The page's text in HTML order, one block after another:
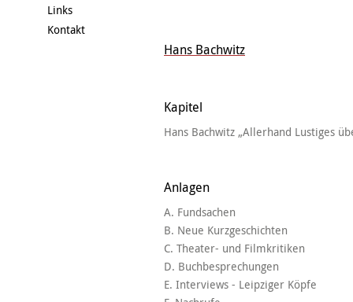
Hans Bachwitz
Kapitel
Hans Bachwitz „Allerhand Lustiges
Anlagen
A. Fundsachen
B. Neue Kurzgeschichten
C. Theater- und Filmkritiken
D. Buchbesprechungen
E. Interviews - Leipziger Köpfe
Links
Kontakt